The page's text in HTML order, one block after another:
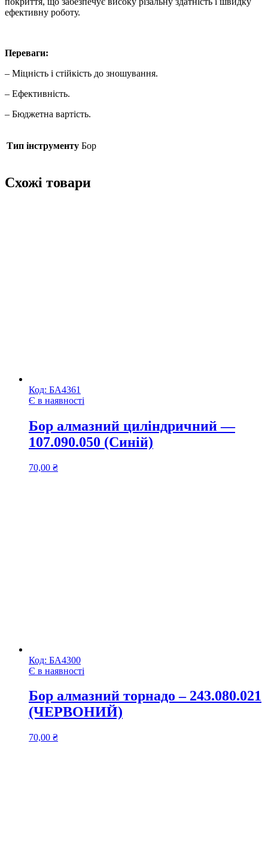
ефективну роботу.
Переваги:
– Міцність і стійкість до зношування.
– Ефективність.
– Бюджетна вартість.
Тип інструменту Бор
Схожі товари
Код: БА4361
Є в наявності
Бор алмазний циліндричний —
107.090.050 (Синій)
70,00 ₴
Код: БА4300
Є в наявності
Бор алмазний торнадо – 243.080.021
(ЧЕРВОНИЙ)
70,00 ₴